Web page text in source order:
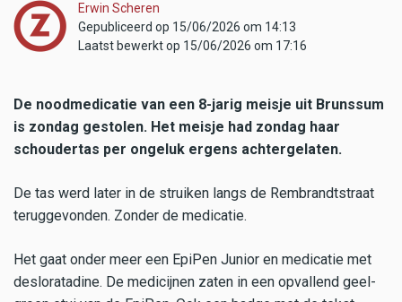
Erwin Scheren
Gepubliceerd op 15/06/2026 om 14:13
Laatst bewerkt op 15/06/2026 om 17:16
De noodmedicatie van een 8-jarig meisje uit Brunssum
is zondag gestolen. Het meisje had zondag haar
schoudertas per ongeluk ergens achtergelaten.
De tas werd later in de struiken langs de Rembrandtstraat
teruggevonden. Zonder de medicatie.
Het gaat onder meer een EpiPen Junior en medicatie met
desloratadine. De medicijnen zaten in een opvallend geel-